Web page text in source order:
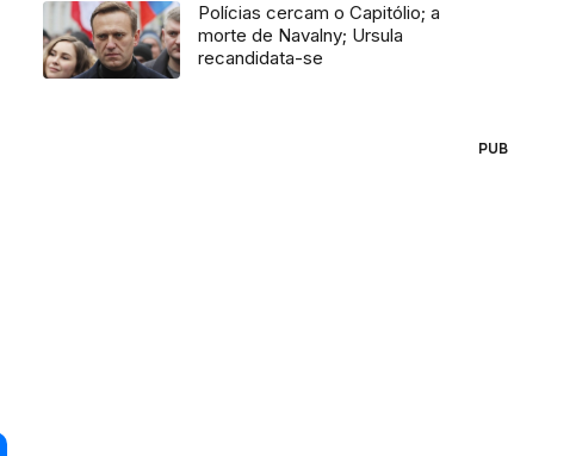
Polícias cercam o Capitólio; a
morte de Navalny; Ursula
recandidata-se
PUB